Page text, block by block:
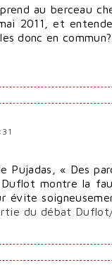
au berceau
2011, et
donc en commun?
Pujadas, « Des
montre la
évite
du débat